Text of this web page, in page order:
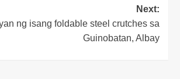
Next:
ng isang foldable steel crutches sa
Guinobatan, Albay